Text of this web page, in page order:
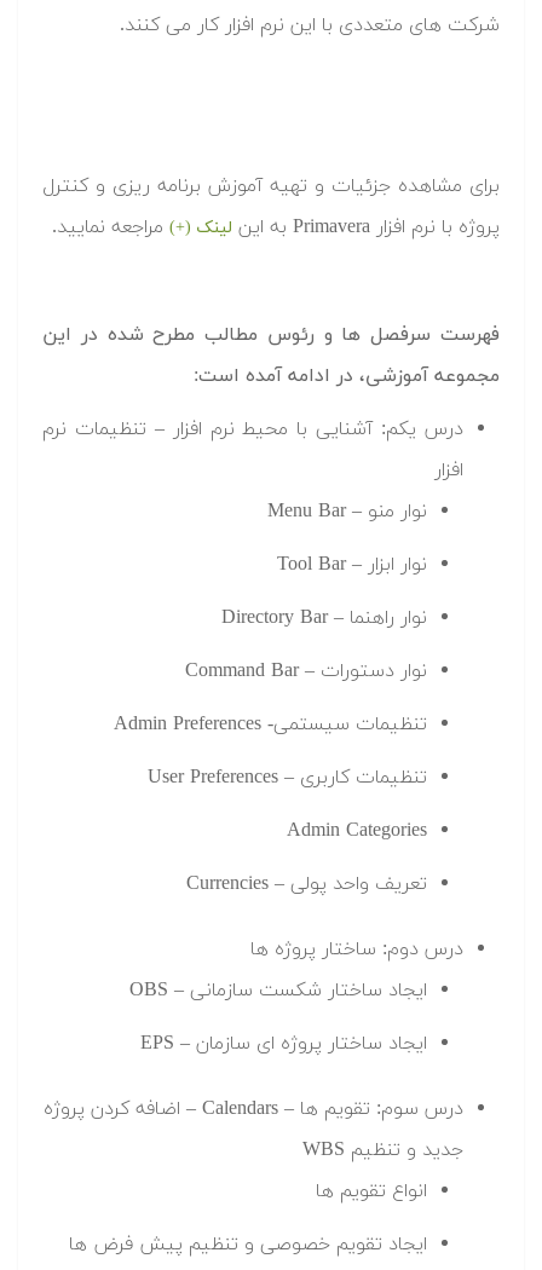
شرکت های متعددی با این نرم افزار کار می کنند.
برای مشاهده جزئیات و تهیه آموزش برنامه ریزی و کنترل
پروژه با نرم افزار Primavera به این
لینک (+) مراجعه نمایید.
فهرست سرفصل ها و رئوس مطالب مطرح شده در این
مجموعه آموزشی، در ادامه آمده است:
درس یکم: آشنایی با محیط نرم افزار – تنظیمات نرم
افزار
نوار منو – Menu Bar
نوار ابزار – Tool Bar
نوار راهنما – Directory Bar
نوار دستورات – Command Bar
تنظیمات سیستمی- Admin Preferences
تنظیمات کاربری – User Preferences
Admin Categories
تعریف واحد پولی – Currencies
درس دوم: ساختار پروژه ها
ایجاد ساختار شکست سازمانی – OBS
ایجاد ساختار پروژه ای سازمان – EPS
درس سوم: تقویم ها – Calendars – اضافه کردن پروژه
جدید و تنظیم WBS
انواع تقویم ها
ایجاد تقویم خصوصی و تنظیم پیش فرض ها